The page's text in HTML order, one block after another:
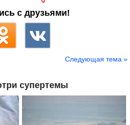
с друзьями!
Следующая тема »
супертемы